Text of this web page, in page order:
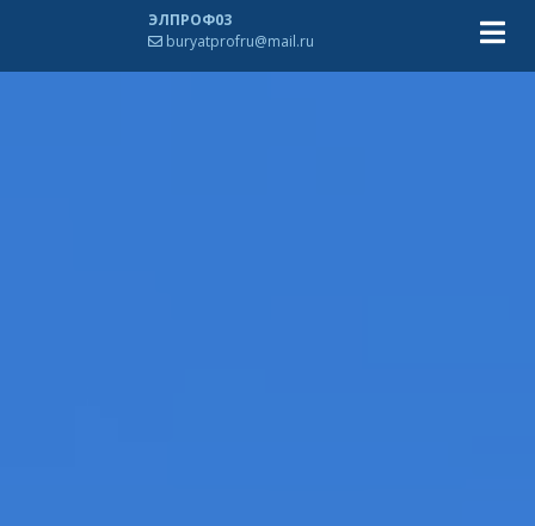
ЭЛПРОФ03
buryatprofru@mail.ru